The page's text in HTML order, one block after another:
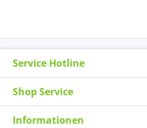
Service Hotline
Shop Service
Informationen